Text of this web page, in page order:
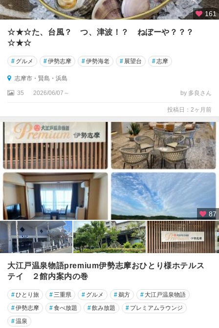
島
摩
ス
ペ
イ
ン
・
部
鳥
羽
伊
賀
・
野
・
名
張
・
赤
目
熊
野
・
尾
161
☆★☆た、台風？ つ、津波！？ ねぼーや？？？
☆★☆
# グルメ #伊勢志摩 #伊勢海老 # 展望台 #志摩
志摩市・賢島・浜島
35 2026/06/07～ by 多良さん
投稿日：2ヶ月前
87
大江戸温泉物語premium伊勢志摩おひとり様ホテルス
テイ ２館内案内の巻
#ひとり旅 #三重県 # グルメ #鵜方 # 大江戸温泉物語
#伊勢志摩 #食べ放題 #飲み放題 # プレミアムラウンジ
#温泉